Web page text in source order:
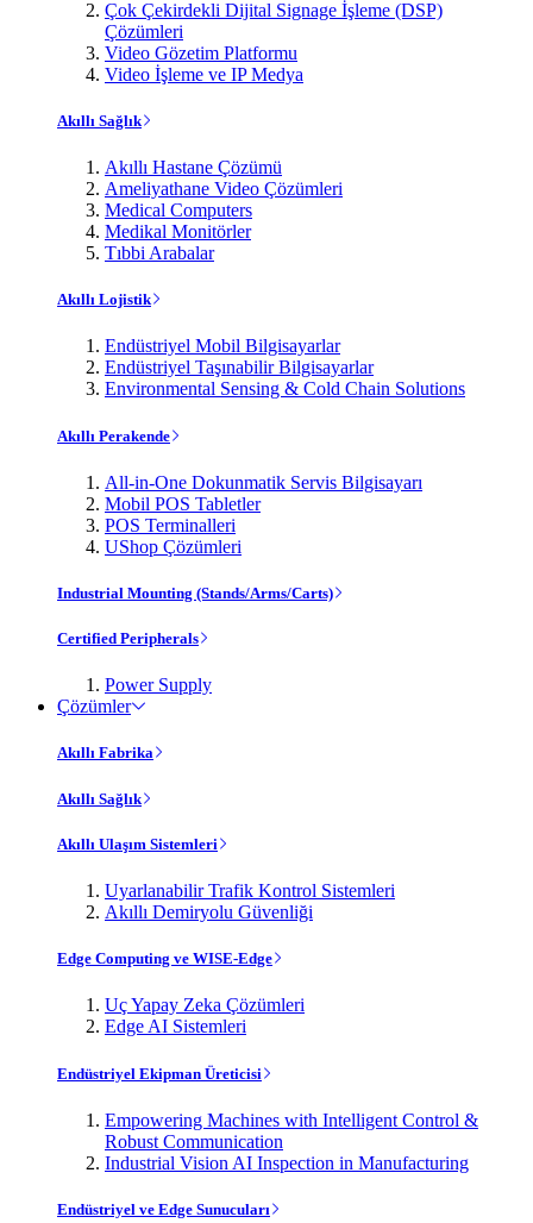
Çok Çekirdekli Dijital Signage İşleme (DSP)
Çözümleri
Video Gözetim Platformu
Video İşleme ve IP Medya
Akıllı Sağlık
Akıllı Hastane Çözümü
Ameliyathane Video Çözümleri
Medical Computers
Medikal Monitörler
Tıbbi Arabalar
Akıllı Lojistik
Endüstriyel Mobil Bilgisayarlar
Endüstriyel Taşınabilir Bilgisayarlar
Environmental Sensing & Cold Chain Solutions
Akıllı Perakende
All-in-One Dokunmatik Servis Bilgisayarı
Mobil POS Tabletler
POS Terminalleri
UShop Çözümleri
Industrial Mounting (Stands/Arms/Carts)
Certified Peripherals
Power Supply
Çözümler
Akıllı Fabrika
Akıllı Sağlık
Akıllı Ulaşım Sistemleri
Uyarlanabilir Trafik Kontrol Sistemleri
Akıllı Demiryolu Güvenliği
Edge Computing ve WISE-Edge
Uç Yapay Zeka Çözümleri
Edge AI Sistemleri
Endüstriyel Ekipman Üreticisi
Empowering Machines with Intelligent Control &
Robust Communication
Industrial Vision AI Inspection in Manufacturing
Endüstriyel ve Edge Sunucuları